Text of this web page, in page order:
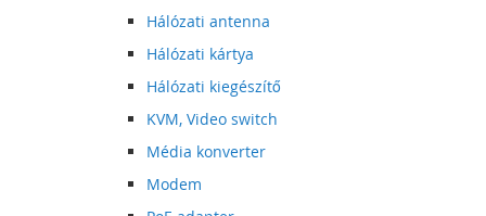
Hálózati antenna
Hálózati kártya
Hálózati kiegészítő
KVM, Video switch
Média konverter
Modem